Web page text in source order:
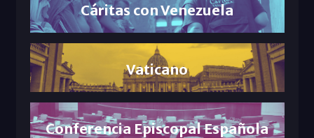
Cáritas con Venezuela
Vaticano
Conferencia Episcopal Española